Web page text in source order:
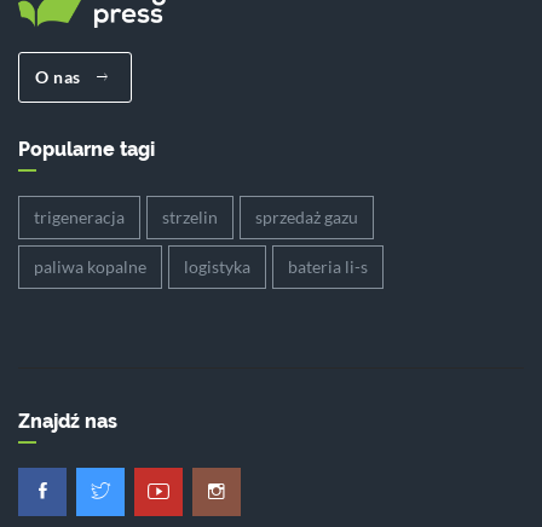
O nas
Popularne tagi
trigeneracja strzelin sprzedaż gazu
paliwa kopalne logistyka bateria li-s
Znajdź nas